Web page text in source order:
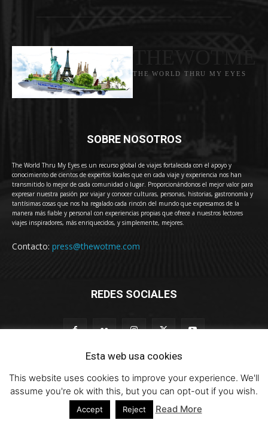
THE WORLD THRU MY EYES
SOBRE NOSOTROS
The World Thru My Eyes es un recurso global de viajes fortalecida con el apoyo y
conocimiento de cientos de expertos locales que en cada viaje y experiencia nos han
transmitido lo mejor de cada comunidad o lugar. Proporcionándonos el mejor valor para
expresar nuestra pasión por viajar y conocer culturas, personas, historias, gastronomía y
tantísimas cosas que nos ha regalado cada rincón del mundo que expresamos de la
manera más fiable y personal con experiencias propias que ofrece a nuestros lectores
viajes inspiradores, más enriquecidos, y simplemente, mejores.
Contacto: press@thewotme.com
REDES SOCIALES
© 2011-2023 The World Thru My Eyes - Travel Magazine (Versión 4.0)
thewotme@TV Sobre Nosotros Contacto
Esta web usa cookies
This website uses cookies to improve your experience. We'll
assume you're ok with this, but you can opt-out if you wish.
Accept Reject Read More